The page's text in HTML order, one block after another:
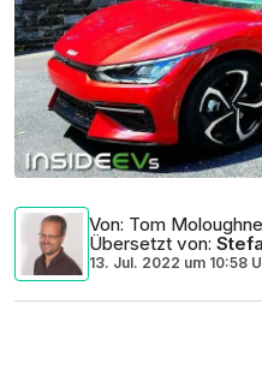
Von: Tom
Übersetzt von:
13. Jul. 2022 um 10:58